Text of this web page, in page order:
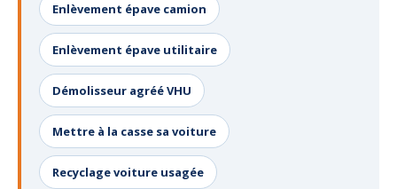
Enlèvement épave camion
Enlèvement épave utilitaire
Démolisseur agréé VHU
Mettre à la casse sa voiture
Recyclage voiture usagée